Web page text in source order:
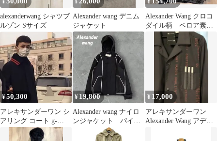
¥
alexanderwang シャツブ
ルゾン Sサイズ
¥
Alexander wang デニム
ジャケット
¥
Alexander Wang クロコ
ダイル柄 ベロア素
材 ラッパー百足着用
モデル
¥50,300
アレキサンダーワン シ
アリング コート g-
dragon
¥ 19,800
Alexander wang ナイロ
ンジャケット パイピ
ング y2k テック
¥ 17,000
アレキサンダーワン
Alexander Wang アディ